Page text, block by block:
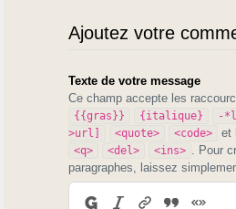
Ajoutez votre
Texte de votre message
Ce champ accepte les
{{gras}} {italique} -
>url]
<quote> <code> et
<q> <del> <ins>
. Pour
paragraphes, laissez